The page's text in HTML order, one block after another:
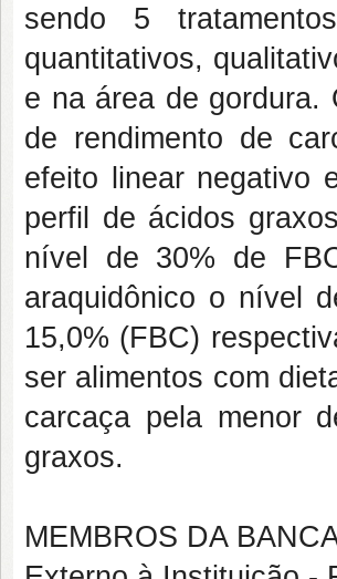
sendo 5
quantitativos,
e na área de gordura.
de rendimento de
efeito linear negativo
perfil de ácidos
nível de 30% de
araquidônico o nível
15,0% (FBC)
ser alimentos com
carcaça pela menor
graxos.
MEMBROS DA